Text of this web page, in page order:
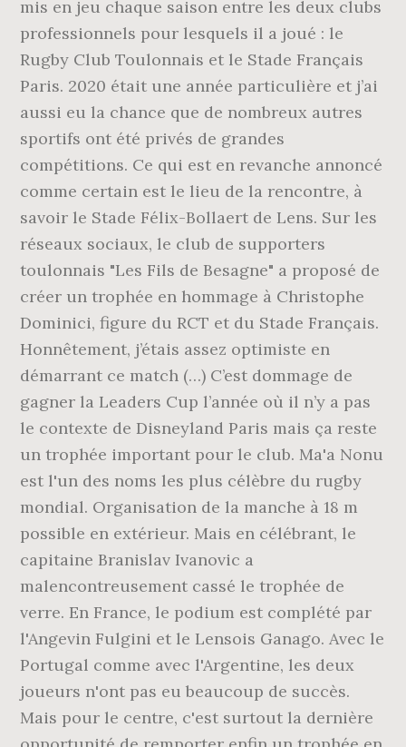
mis en jeu chaque saison entre les deux clubs
professionnels pour lesquels il a joué : le
Rugby Club Toulonnais et le Stade Français
Paris. 2020 était une année particulière et j’ai
aussi eu la chance que de nombreux autres
sportifs ont été privés de grandes
compétitions. Ce qui est en revanche annoncé
comme certain est le lieu de la rencontre, à
savoir le Stade Félix-Bollaert de Lens. Sur les
réseaux sociaux, le club de supporters
toulonnais "Les Fils de Besagne" a proposé de
créer un trophée en hommage à Christophe
Dominici, figure du RCT et du Stade Français.
Honnêtement, j’étais assez optimiste en
démarrant ce match (…) C’est dommage de
gagner la Leaders Cup l’année où il n’y a pas
le contexte de Disneyland Paris mais ça reste
un trophée important pour le club. Ma'a Nonu
est l'un des noms les plus célèbre du rugby
mondial. Organisation de la manche à 18 m
possible en extérieur. Mais en célébrant, le
capitaine Branislav Ivanovic a
malencontreusement cassé le trophée de
verre. En France, le podium est complété par
l'Angevin Fulgini et le Lensois Ganago. Avec le
Portugal comme avec l'Argentine, les deux
joueurs n'ont pas eu beaucoup de succès.
Mais pour le centre, c'est surtout la dernière